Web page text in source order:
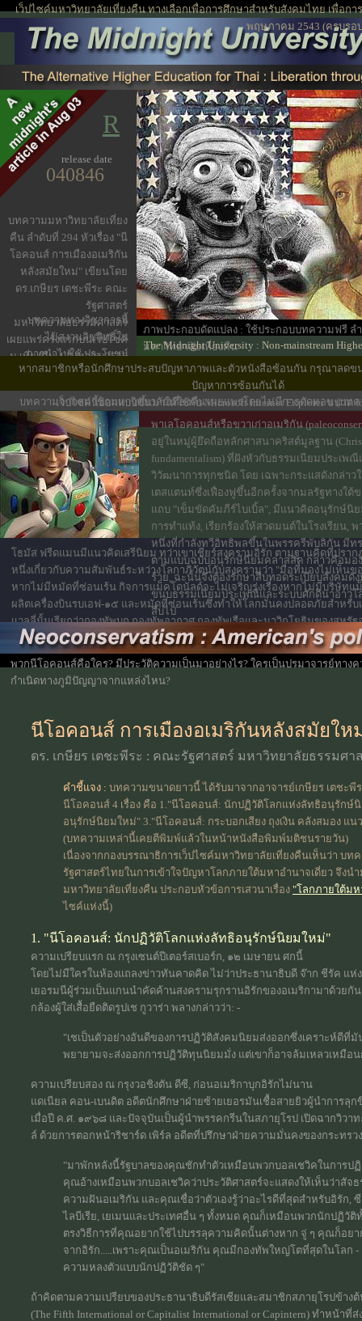
เว็ปไซค์มหาวิทยาลัยเที่ยงคืน ทางเลือกเพื่อการศึกษาสำหรับสังคมไทย เพื่อ
พฤษภาคม 2543 (ครบรอ
นีโอคอนส์ การเมืองอเมริกันหลังสมัยให
ดร. เกษียร เตชะพีระ : คณะรัฐศาสตร์ มหาวิทยาลัยธรรมศา
คำชี้แจง : บทความขนาดยาวนี้ ได้รับมาจากอาจารย์เกษียร เตชะพี
นีโอคอนส์ 4 เรื่อง คือ 1."นีโอคอนส์: นักปฏิวัติโลกแห่งลัทธิอนุรักษ์
อนุรักษ์นิยมใหม่" 3."นีโอคอนส์: กระบอกเสียง ถุงเงิน คลังสมอง แ
(บทความเหล่านี้เคยตีพิมพ์แล้วในหน้าหนังสือพิมพ์มติชนรายวัน)
เนื่องจากกองบรรณาธิการเว็ปไซค์มหาวิทยาลัยเที่ยงคืนเห็นว่า บ
รัฐศาสตร์ไทยในการเข้าใจปัญหาโลกภายใต้มหาอำนาจเดี่ยว จึงน
มหาวิทยาลัยเที่ยงคืน ประกอบหัวข้อการเสวนาเรื่อง "โลกภายใต้มห
ไซค์แห่งนี้)
1. "นีโอคอนส์: นักปฏิวัติโลกแห่งลัทธิอนุรักษ์นิยมใหม่"
ความเปรียบแรก ณ กรุงเซนต์ปีเตอร์สเบอร์ก, ๑๒ เมษายน ศกนี้
โดยไม่มีใครในห้องแถลงข่าวทันคาดคิด ไม่ว่าประธานาธิบดี จ๊าก ชีรัค แห่
เยอรมนีผู้ร่วมเป็นแกนนำคัดค้านสงครามรุกรานอิรักของอเมริกามาด้วยกั
กล้องผู้ใส่เสื้อยืดติดรูปเช กูวาร่า พลางกล่าวว่า: -
"เชเป็นตัวอย่างอันดีของการปฏิวัติสังคมนิยมส่งออกซึ่งเคราะห์ดีที่
พยายามจะส่งออกการปฏิวัติทุนนิยมมั่ง แต่เขาก็อาจล้มเหลวเหมือ
ความเปรียบสอง ณ กรุงวอชิงตัน ดีซี, ก่อนอเมริกาบุกอิรักไม่นาน
แดเนียล คอน-เบนดิต อดีตนักศึกษาฝ่ายซ้ายเยอรมันเชื้อสายยิวผู้นำการลุ
เมื่อปี ค.ศ. ๑๙๖๘ และปัจจุบันเป็นผู้นำพรรคกรีนในสภายุโรป เปิดฉากวิวา
ล์ ด้วยการตอกหน้าริชาร์ด เพิร์ล อดีตที่ปรึกษาฝ่ายความมั่นคงของกระทร
"มาพักหลังนี้รัฐบาลของคุณชักทำตัวเหมือนพวกบอลเชวิคในการป
คุณอ้างเหมือนพวกบอลเชวิคว่าประวัติศาสตร์จะแสดงให้เห็นว่าสัจ
ความฝันอเมริกัน และคุณเชื่อว่าตัวเองรู้ว่าอะไรดีที่สุดสำหรับอิรัก, ซี
ไลบีเรีย, เยเมนและประเทศอื่น ๆ ทั้งหมด คุณก็เหมือนพวกนักปฏิ
ตรงวิธีการที่คุณอยากใช้ไปบรรลุความคิดนั้นต่างหาก จู่ ๆ คุณก็อยา
จากอิรัก.....เพราะคุณเป็นอเมริกัน คุณมีกองทัพใหญ่โตที่สุดในโล
ความหลงตัวแบบนักปฏิวัติชัด ๆ"
ถ้าคิดตามความเปรียบของประธานาธิบดีรัสเซียและสมาชิกสภายุโรปข้า
(The Fifth International or Capitalist International or Capintern) ทำหน้
บทความมหาวิทยาลัยเที่ยง
คืน ลำดับที่ 294 หัวเรื่อง "นี
โอคอนส์ การเมืองอเมริกัน
หลังสมัยใหม่" เขียนโดย
ดร.เกษียร เตชะพีระ คณะ
รัฐศาสตร์
มหาวิทยาลัยธรรมศาสตร์
เผยแพร่ครั้งแรกบนเว็ปไซค์
ม.เที่ยงคืน 4 สิงหาคม2546
040846
release date
R
ภาพประกอบดัดแปลง : ใช้ประกอบบทความฟรี ล
มหาวิทยาลัยเที่ยงคืน
บทความทางวิชาการนี้
ไม่สงวนลิขสิทธิ์ใน
การนำไปใช้ ประโยชน์
ทางวิชาการ
บทความจากสมาชิกมหาวิทยาลัยเที่ยงคืน เผยแพร่โดยไม่มีการตัดทอน (บท
หน้ากระดาษ A4)
พาเลโอคอนส์หรือขวาเก่าอเมริกัน
อยู่ในหมู่ผู้ยึดถือหลักศาสนาคริสต์มูลฐาน
fundamentalism) ที่ฝังหัวกับธรรมเนียมประเพ
วิวัฒนาการทุกชนิด โดย เฉพาะกระแสดังกล่าว
เตสแตนท์ซึ่งเฟื่องฟูขึ้นอีกครั้งจากมลรัฐทางใต้ข
แถบ "เข็มขัดคัมภีร์ไบเบิ้ล", มีแนวคิดอนุรักษ์นิ
การทำแท้ง, เรียกร้องให้สวดมนต์ในโรงเรียน,
หนึ่งที่กำลังทวีอิทธิพลขึ้นในพรรครีพับลิกัน มีทร
ตามแบบฉบับอนุรักษ์นิยมคลาสสิค กล่าวคือมอ
ร้าย, ฉะนั้นจึงต้องรักษาสืบทอดระเบียบสังคมดั
ขนบธรรมเนียมประเพณีและระบบศักดินาอาวุโ
สืบไป
โธมัส ฟรีดแมนมีแนวคิดเสรีนิยม ทว่าเขาเชียร์สงครามอิรัก ตามฐานคิดที่ปรา
หนึ่งเกี่ยวกับความสัมพันธ์ระหว่างโลกาภิวัตน์กับสงครามว่า "มือที่มองไม่เห็นข
หากไม่มีหมัดที่ซ่อนเร้น กิจการแม็คโดนัลด์จะไม่เจริญรุ่งเรืองหากไม่มีบริษัท
ผลิตเครื่องบินรบเอฟ-๑๕ และหมัดที่ซ่อนเร้นซึ่งทำให้โลกมั่นคงปลอดภัยสำหรั
แวลลี่นั้นเรียกว่ากองทัพบก กองทัพอากาศ กองทัพเรือและนาวิกโยธินของสหรัฐ
(ข้อความข้างต้น ตัดมาบางส่วนจากบทความที่จะได้อ่านต่อไป)
The Midnight University : Non-mainstream
หากสมาชิกหรือนักศึกษาประสบปัญหาภาพและตัวหนังสือซ้อนกัน กรุณาลดขน
ปัญหาการซ้อนกันได้
เว็ปไซค์นี้ออกแบบขึ้นมาให้ใช้กับ Microsoft Internet Explorer ขนาด
พวกนีโอคอนส์คือใคร? มีประวัติความเป็นมาอย่างไร? ใครเป็นปรมาจารย์ทา
กำเนิดทางภูมิปัญญาจากแหล่งไหน?